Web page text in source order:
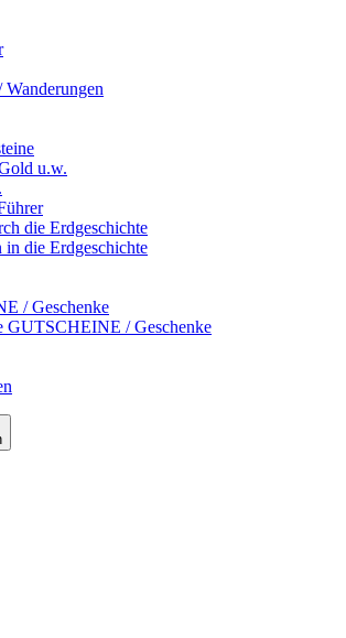
u.w.
die Erdgeschichte
in die Erdgeschichte
/ Geschenke
GUTSCHEINE / Geschenke